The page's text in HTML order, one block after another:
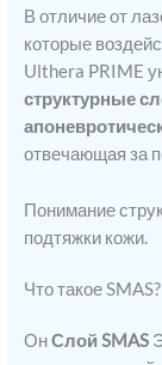
В отличие от
которые
Ulthera PRIME
структурные
отвечающая за
Понимание
подтяжки кожи.
Что такое SMAS?
ОнСлой SMAS